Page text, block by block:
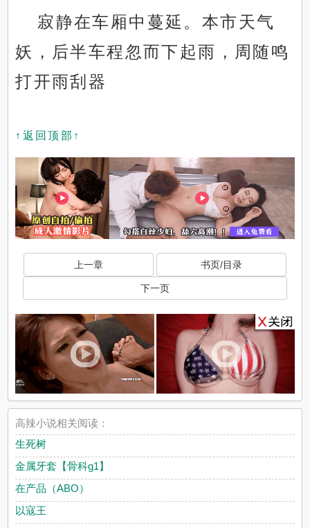
寂静在车厢中蔓延。本市天气
妖，后半车程忽而下起雨，周随鸣
打开雨刮器
↑返回顶部↑
上一章 书页/目录
下一页
高辣小说相关阅读：
生死树
金属牙套【骨科g1】
在产品（ABO）
以寇王